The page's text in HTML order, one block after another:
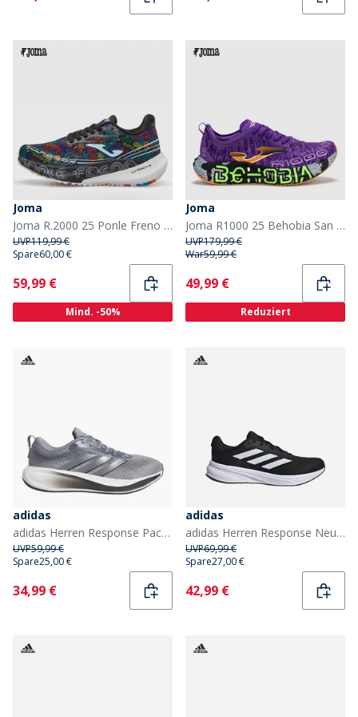
Joma
Joma R.2000 25 Ponle Freno Neutrale Laufschuhe Schwarz
UVP119,99 €
Spare60,00 €
Current
59,99 €
Mind. -50%
Joma
Joma R1000 25 Behobia San Sebastian Carbon Platte Neutrale Laufschuhe Lila
UVP179,99 €
War59,99 €
Current
49,99 €
Reduziert
adidas
adidas Herren Response Pace Neutral Laufschuhe Grau/Aurora Onix/Grey Five
UVP59,99 €
Spare25,00 €
Current
34,99 €
adidas
adidas Herren Response Neutrale Laufschuhe Core Black/Cloud White/Core Black
UVP69,99 €
Spare27,00 €
Current
42,99 €